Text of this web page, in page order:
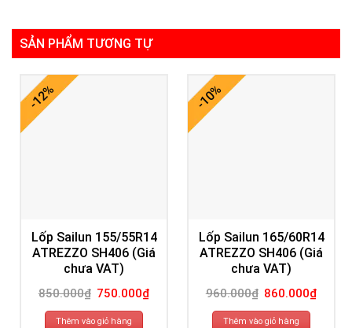
SẢN PHẨM TƯƠNG TỰ
-12%
Lốp Sailun 155/55R14
ATREZZO SH406 (Giá
chưa VAT)
850.000₫ Giá
gốc
là:
850.000₫.
750.000₫Giá
Thêm vào giỏ hàng
-10%
Lốp Sailun 165/60R14
ATREZZO SH406 (Giá
chưa VAT)
960.000₫ Giá
gốc
là:
960.000₫.
860.000₫Giá
Thêm vào giỏ hàng